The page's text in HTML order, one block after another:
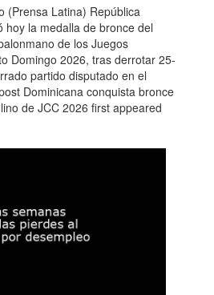
(Prensa Latina) República
hoy la medalla de bronce del
de los Juegos
Domingo 2026, tras derrotar 25-
partido disputado en el
Dominicana conquista bronce
de JCC 2026 first appeared